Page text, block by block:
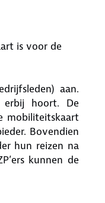
is voor de
aan.
hoort. De
mobiliteitskaart
Bovendien
hun reizen na
kunnen de